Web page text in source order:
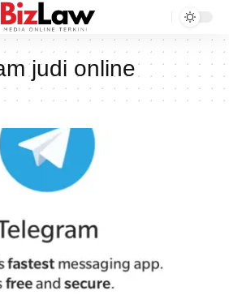
judi online